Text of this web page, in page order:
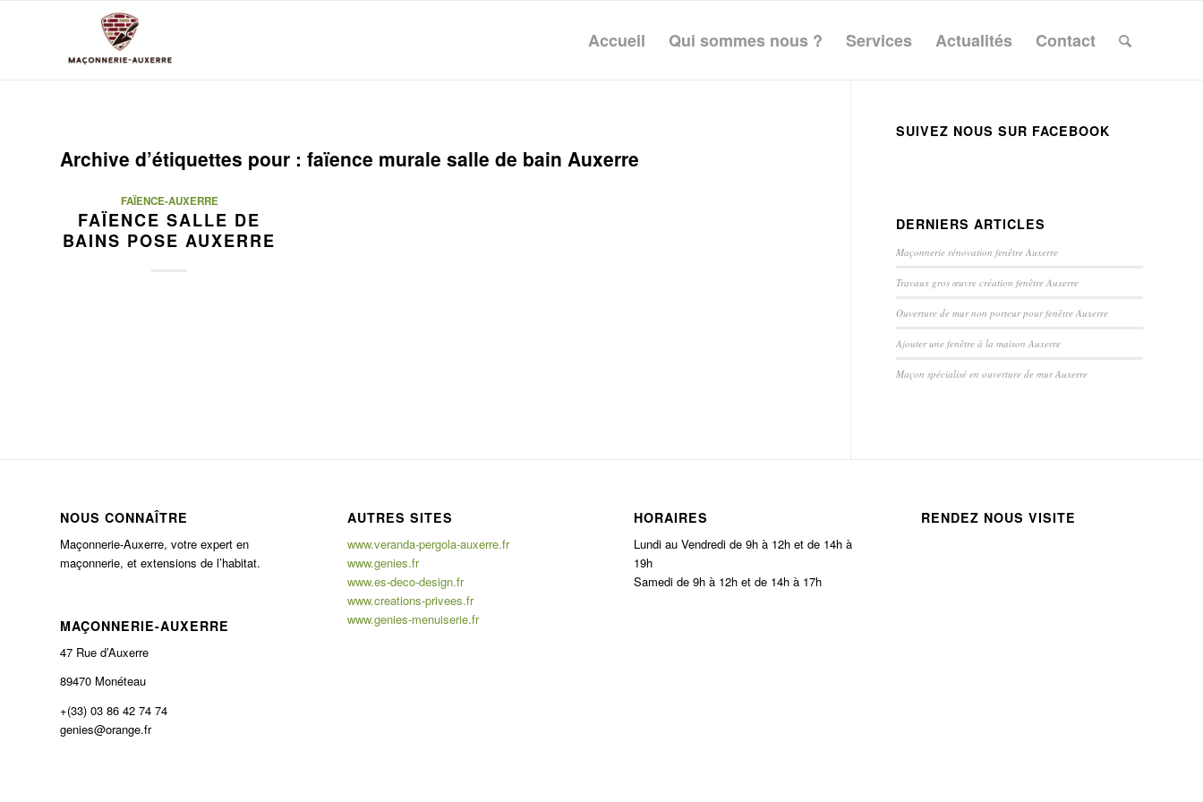
Accueil Qui sommes nous ? Services Actualités Contact
Archive d’étiquettes pour : faïence murale salle de bain Auxerre
FAÏENCE-AUXERRE
FAÏENCE SALLE DE
BAINS POSE AUXERRE
SUIVEZ NOUS SUR FACEBOOK
DERNIERS ARTICLES
Maçonnerie rénovation fenêtre Auxerre
Travaux gros œuvre création fenêtre Auxerre
Ouverture de mur non porteur pour fenêtre Auxerre
Ajouter une fenêtre à la maison Auxerre
Maçon spécialisé en ouverture de mur Auxerre
NOUS CONNAÎTRE
Maçonnerie-Auxerre, votre expert en
maçonnerie, et extensions de l’habitat.
MAÇONNERIE-AUXERRE
47 Rue d’Auxerre
89470 Monéteau
+(33) 03 86 42 74 74
genies@orange.fr
AUTRES SITES
www.veranda-pergola-auxerre.fr
www.genies.fr
www.es-deco-design.fr
www.creations-privees.fr
www.genies-menuiserie.fr
HORAIRES
Lundi au Vendredi de 9h à 12h et de 14h à
19h
Samedi de 9h à 12h et de 14h à 17h
RENDEZ NOUS VISITE